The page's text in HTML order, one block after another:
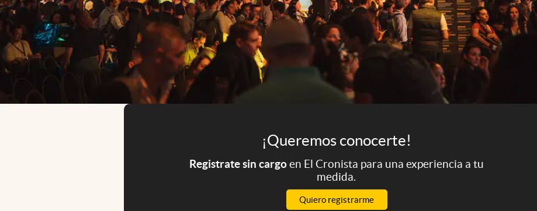
¡Queremos conocerte!
Registrate sin cargoen El Cronista para una experiencia a tu
medida.
Quiero registrarme